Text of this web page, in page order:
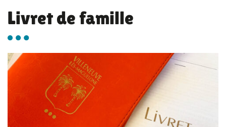
Livret de famille